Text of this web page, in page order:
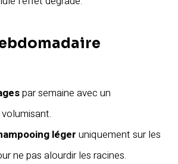
par semaine avec un
léger uniquement sur les
ne pas alourdir les racines.